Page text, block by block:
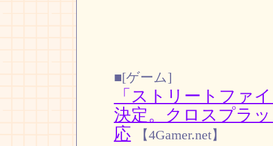
■[ゲーム]
「ストリートファ
決定。クロスプラ
応
【4Gamer.net】